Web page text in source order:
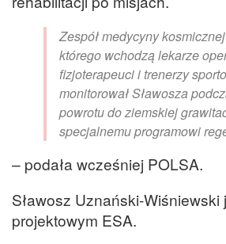
Zespół medycyny
którego wchodzą lekarze
fizjoterapeuci i trenerzy
monitorował Sławosza
powrotu do ziemskiej
specjalnemu programowi
– podała wcześniej POLSA.
Sławosz Uznański-
projektowym ESA.